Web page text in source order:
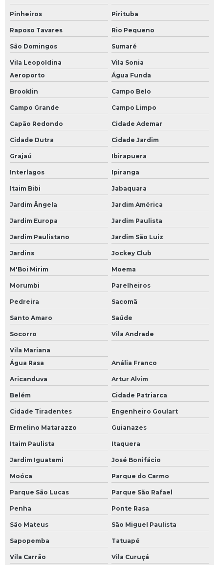
Pinheiros Pirituba
Raposo Tavares Rio Pequeno
São Domingos Sumaré
Vila Leopoldina
Vila Sonia
Aeroporto
Água Funda
Brooklin Campo Belo
Campo Grande Campo Limpo
Capão Redondo Cidade Ademar
Cidade Dutra Cidade Jardim
Grajaú Ibirapuera
Interlagos Ipiranga
Itaim Bibi Jabaquara
Jardim Ângela Jardim América
Jardim Europa Jardim Paulista
Jardim Paulistano Jardim São Luiz
Jardins Jockey Club
M'Boi Mirim Moema
Morumbi Parelheiros
Pedreira Sacomã
Santo Amaro Saúde
Socorro Vila Andrade
Vila Mariana
Água Rasa
Anália Franco
Aricanduva Artur Alvim
Belém Cidade Patriarca
Cidade Tiradentes Engenheiro Goulart
Ermelino Matarazzo Guianazes
Itaim Paulista Itaquera
Jardim Iguatemi José Bonifácio
Moóca Parque do Carmo
Parque São Lucas Parque São Rafael
Penha Ponte Rasa
São Mateus São Miguel Paulista
Sapopemba Tatuapé
Vila Carrão Vila Curuçá